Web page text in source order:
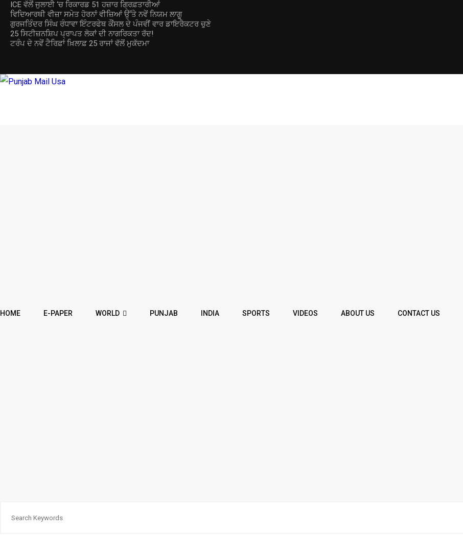
ICE ਵੱਲੋਂ ਜੁਲਾਈ ‘ਚ ਰਿਕਾਰਡ 51 ਹਜ਼ਾਰ ਗ੍ਰਿਫ਼ਤਾਰੀਆਂ
ਵਿਦਿਆਰਥੀ ਵੀਜ਼ਾ ਸਮੇਤ ਹੋਰਨਾਂ ਵੀਜ਼ਿਆਂ ਉੱਤੇ ਨਵੇਂ ਨਿਯਮ ਲਾਗੂ
ਗੁਰਜਤਿੰਦਰ ਸਿੰਘ ਰੰਧਾਵਾ ਇੰਟਰਫੇਥ ਕੌਂਸਲ ਦੇ ਪੰਜਵੀਂ ਵਾਰ ਡਾਇਰੈਕਟਰ ਚੁਣੇ
25 ਸਿਟੀਜ਼ਨਸ਼ਿਪ ਪ੍ਰਾਪਤ ਲੋਕਾਂ ਦੀ ਨਾਗਰਿਕਤਾ ਰੱਦ!
ਟਰੰਪ ਦੇ ਨਵੇਂ ਟੈਰਿਫ਼ਾਂ ਖ਼ਿਲਾਫ਼ 25 ਰਾਜਾਂ ਵੱਲੋਂ ਮੁਕੱਦਮਾ
HOME E-PAPER WORLD PUNJAB INDIA SPORTS VIDEOS ABOUT US CONTACT US